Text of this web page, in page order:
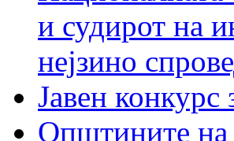
и судирот на
нејзино
Јавен
Општините на